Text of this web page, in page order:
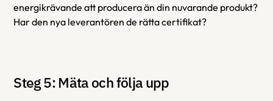
energikrävande att producera än din nuvarande produkt?
Har den nya leverantören de rätta certifikat?
Steg 5: Mäta och följa upp